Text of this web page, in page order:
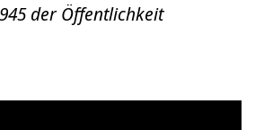
der Öffentlichkeit